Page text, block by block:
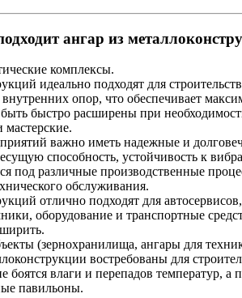
ангар из
комплексы.
идеально подходят для
опор, что обеспечивает
быстро расширены при
важно иметь надежные и
способность, устойчивость к
под различные производственные
обслуживания.
отлично подходят для
оборудование и транспортные
(зернохранилища, ангары для
востребованы для
боятся влаги и перепадов температур,
павильоны.